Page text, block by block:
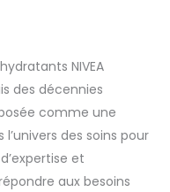
NIVEA
des décennies
comme une
l’univers des soins pour
et
aux besoins